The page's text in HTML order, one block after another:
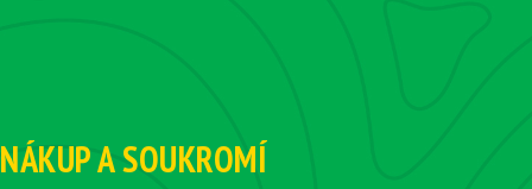
NÁKUP A SOUKROMÍ